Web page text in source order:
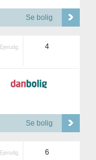
Se bolig
Ejerudg. 4
Se bolig
Ejerudg. 6